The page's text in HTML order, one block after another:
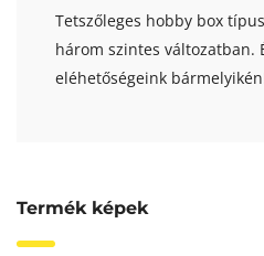
Tetszőleges hobby box
három szintes változatban.
eléhetőségeink
Termék képek